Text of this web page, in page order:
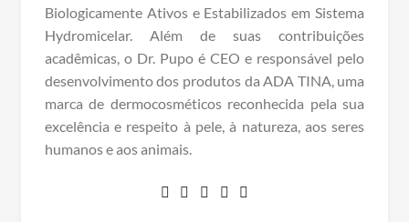
Biologicamente Ativos e Estabilizados em Sistema
Hydromicelar. Além de suas contribuições
acadêmicas, o Dr. Pupo é CEO e responsável pelo
desenvolvimento dos produtos da ADA TINA, uma
marca de dermocosméticos reconhecida pela sua
excelência e respeito à pele, à natureza, aos seres
humanos e aos animais.